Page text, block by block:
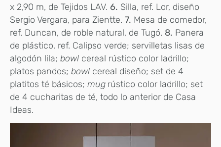
x 2,90 m, de Tejidos LAV. 6. Silla, ref. Lor, diseño
Sergio Vergara, para Zientte. 7. Mesa de comedor,
ref. Duncan, de roble natural, de Tugó. 8. Panera
de plástico, ref. Calipso verde; servilletas lisas de
algodón lila; bowl cereal rústico color ladrillo;
platos pandos; bowl cereal diseño; set de 4
platitos té básicos; mug rústico color ladrillo; set
de 4 cucharitas de té, todo lo anterior de Casa
Ideas.